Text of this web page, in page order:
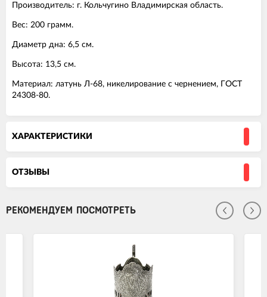
Производитель: г. Кольчугино Владимирская область.
Вес: 200 грамм.
Диаметр дна: 6,5 см.
Высота: 13,5 см.
Материал: латунь Л-68, никелирование с чернением, ГОСТ
24308-80.
ХАРАКТЕРИСТИКИ
ОТЗЫВЫ
РЕКОМЕНДУЕМ ПОСМОТРЕТЬ